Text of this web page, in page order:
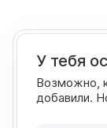
У тебя
Возможно,
добавили.